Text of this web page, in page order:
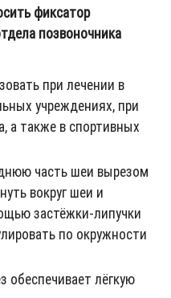
фиксатор
позвоночника
при лечении в
учреждениях, при
а также в спортивных
часть шеи вырезом
вокруг шеи и
застёжки-липучки
по окружности
обеспечивает лёгкую